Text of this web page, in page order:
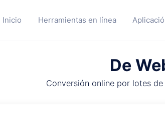
Inicio Herramientas en línea
De
Conversión online por lotes